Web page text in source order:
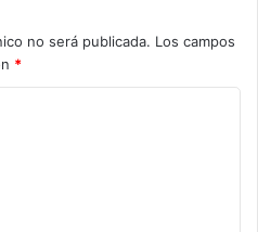
no será publicada. Los campos
*